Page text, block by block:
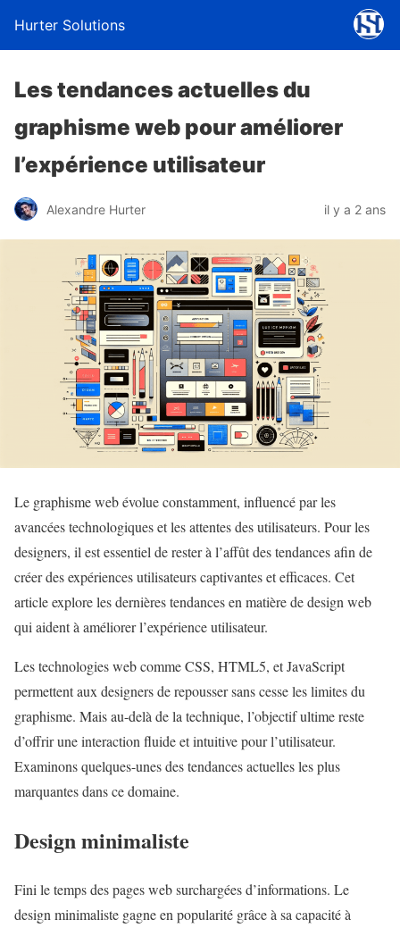
Hurter Solutions
Les tendances actuelles du
graphisme web pour améliorer
l’expérience utilisateur
Alexandre Hurter il y a 2 ans
Le graphisme web évolue constamment, influencé par les
avancées technologiques et les attentes des utilisateurs. Pour les
designers, il est essentiel de rester à l’affût des tendances afin de
créer des expériences utilisateurs captivantes et efficaces. Cet
article explore les dernières tendances en matière de design web
qui aident à améliorer l’expérience utilisateur.
Les technologies web comme CSS, HTML5, et JavaScript
permettent aux designers de repousser sans cesse les limites du
graphisme. Mais au-delà de la technique, l’objectif ultime reste
d’offrir une interaction fluide et intuitive pour l’utilisateur.
Examinons quelques-unes des tendances actuelles les plus
marquantes dans ce domaine.
Design minimaliste
Fini le temps des pages web surchargées d’informations. Le
design minimaliste gagne en popularité grâce à sa capacité à